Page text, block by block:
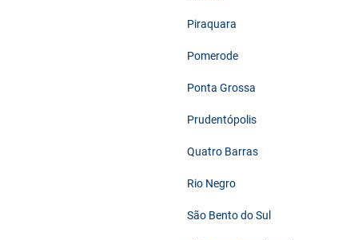
Piraquara
Pomerode
Ponta Grossa
Prudentópolis
Quatro Barras
Rio Negro
São Bento do Sul